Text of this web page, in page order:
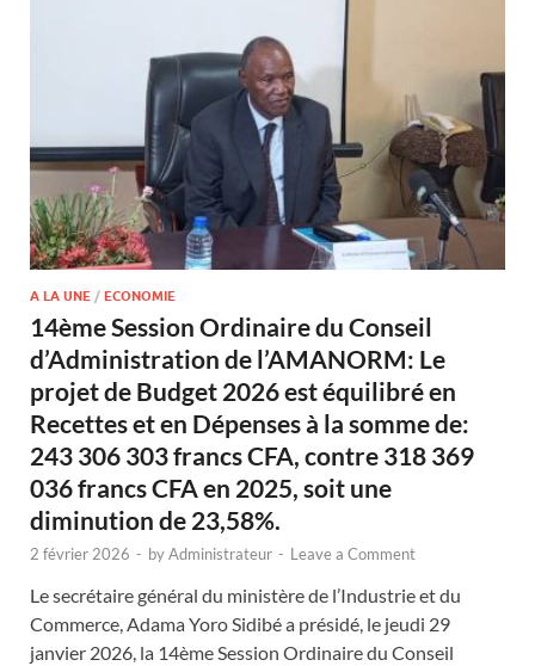
A LA UNE / ECONOMIE
14ème Session Ordinaire du Conseil
d’Administration de l’AMANORM: Le
projet de Budget 2026 est équilibré en
Recettes et en Dépenses à la somme de:
243 306 303 francs CFA, contre 318 369
036 francs CFA en 2025, soit une
diminution de 23,58%.
2 février 2026 - byAdministrateur - Leave a Comment
Le secrétaire général du ministère de l’Industrie et du
Commerce, Adama Yoro Sidibé a présidé, le jeudi 29
janvier 2026, la 14ème Session Ordinaire du Conseil